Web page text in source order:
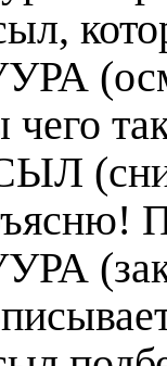
чего